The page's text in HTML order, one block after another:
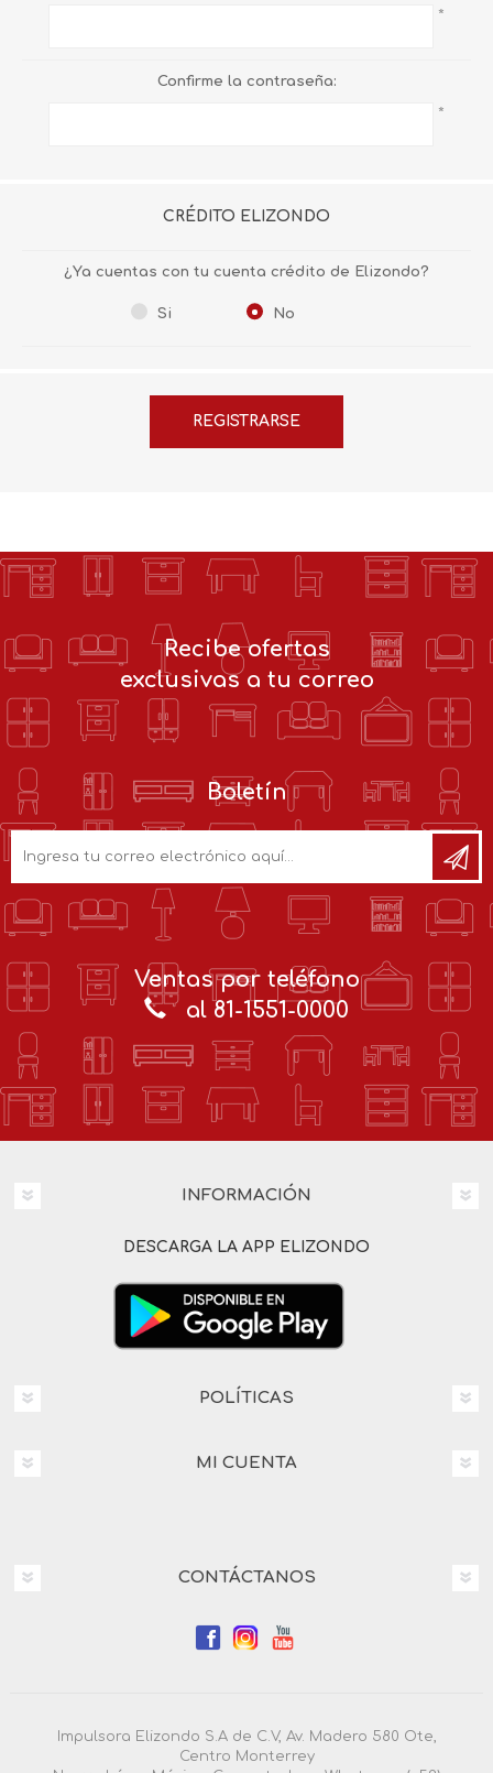
*
Confirme la contraseña:
*
CRÉDITO ELIZONDO
¿Ya cuentas con tu cuenta crédito de Elizondo?
Si No
Recibe ofertas
exclusivas a tu correo
Boletín
Ventas por teléfono
al 81-1551-0000
INFORMACIÓN
DESCARGA LA APP ELIZONDO
POLÍTICAS
MI CUENTA
CONTÁCTANOS
Impulsora Elizondo S.A de C.V, Av. Madero 580 Ote,
Centro Monterrey